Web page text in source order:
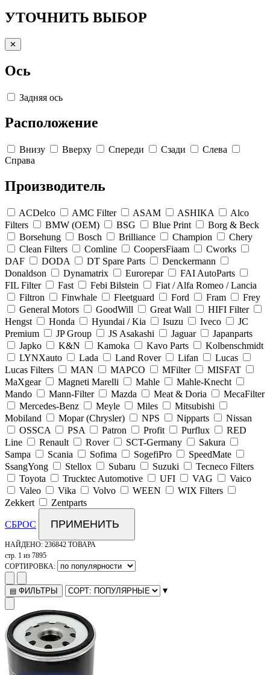
УТОЧНИТЬ ВЫБОР
✕
Ось
Задняя ось
Расположение
Внизу Вверху Спереди Сзади
Слева
Справа
Производитель
ACDelco AMC Filter ASAM ASHIKA
Alco
Filters
BMW (OEM) BSG Blue Print
Borg & Beck
Borsehung
Bosch Brilliance Champion
Chery
Clean Filters
Comline CoopersFiaam
Cworks
DAF
DODA DT Spare Parts
Denckermann
Donaldson
Dynamatrix Eurorepar
FAI AutoParts
FIL Filter
Fast Febi Bilstein
Fiat / Alfa Romeo / Lancia
Filtron
Finwhale Fleetguard Ford Fram
Frey
General Motors
GoodWill Great Wall
HIFI Filter
Hengst
Honda Hyundai / Kia Isuzu Iveco
JC
Premium
JP Group JS Asakashi Jaguar
Japanparts
Japko
K&N Kamoka Kavo Parts
Kolbenschmidt
LYNXauto
Lada Land Rover Lifan
Lucas
Lucas Filters
MAN MAPCO MFilter
MISFAT
MaXgear
Magneti Marelli Mahle
Mahle-Knecht
Mando
Mann-Filter Mazda Meat & Doria
MecaFilter
Mercedes-Benz
Meyle Miles
Mitsubishi
Mobiland
Mopar (Chrysler) NPS Nipparts
Nissan
OSSCA
PSA Patron Profit Purflux
RED
Line
Renault Rover SCT-Germany
Sakura
Sampa
Scania Sofima SogefiPro
SpeedMate
SsangYong
Stellox Subaru Suzuki
Tecneco Filters
Toyota
Trucktec Automotive UFI VAG
Vaico
Valeo
Vika Volvo WEEN
WIX Filters
Zekkert
Zentparts
СБРОС ПРИМЕНИТЬ
НАЙДЕНО: 236842 ТОВАРА
стр. 1 из 7895
СОРТИРОВКА:
▤ ФИЛЬТРЫ ▾